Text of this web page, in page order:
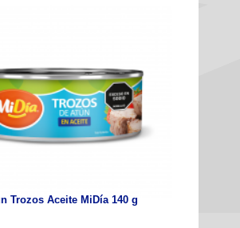
Trozos Aceite MiDía 140 g